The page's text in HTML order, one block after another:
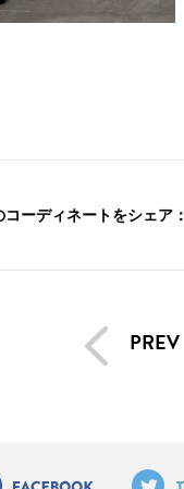
コーディネートをシェア：
PREV